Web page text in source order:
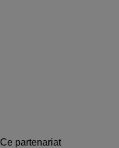
Ce partenariat